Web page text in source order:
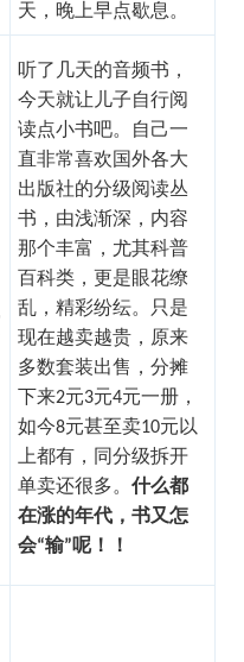
天，晚上早点歇息。
听了几天的音频书，
今天就让儿子自行阅
读点小书吧。
自己一
直非常喜欢国外各大
出版社的分级阅读丛
书，由浅渐深，内容
那个丰富，尤其科普
百科类，更是眼花缭
乱，精彩纷纭。只是
现在越卖越贵，原来
多数套装出售，分摊
下来2元3元4元一册，
如今8元甚至卖10元以
上都有，同分级拆开
单卖还很多。什么都
在涨的年代，书又怎
会“输”呢！！